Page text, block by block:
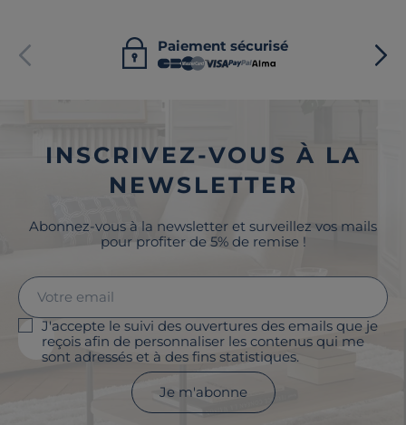
Paiement sécurisé
INSCRIVEZ-VOUS À LA
NEWSLETTER
Abonnez-vous à la newsletter et surveillez vos mails
pour profiter de 5% de remise !
J'accepte le suivi des ouvertures des emails que je
reçois afin de personnaliser les contenus qui me
sont adressés et à des fins statistiques.
Je m'abonne